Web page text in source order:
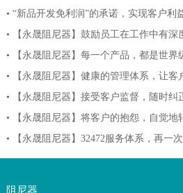
• “新品开发免利润”的承诺，实现客户利
• 【永晟阻尼器】鼓励员工在工作中有深
• 【永晟阻尼器】每一个产品，都是世界
• 【永晟阻尼器】健康的管理体系，让客
• 【永晟阻尼器】接受客户监督，随时纠
• 【永晟阻尼器】将客户的抱怨，自觉地
• 【永晟阻尼器】32472服务体系，再一
阻尼器